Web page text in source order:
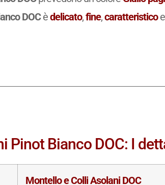
DOCèdelicato,fine,caratteristico
Pinot Bianco DOC: I
Montello e Colli Asolani DOC